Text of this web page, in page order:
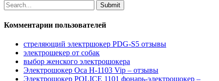
Комментарии пользователей
стреляющий электршокер PDG-S5 отзывы
электрошекер от собак
выбор женского электрошокера
Электрошокер Оса H-1103 Vip – отзывы
Электрошокер POLICE 1101 фонарь-электрошокер –